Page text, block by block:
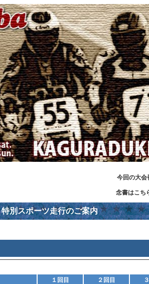
今回の大会
念書はこち
別スポーツ走行のご案内
１回目 ２回目